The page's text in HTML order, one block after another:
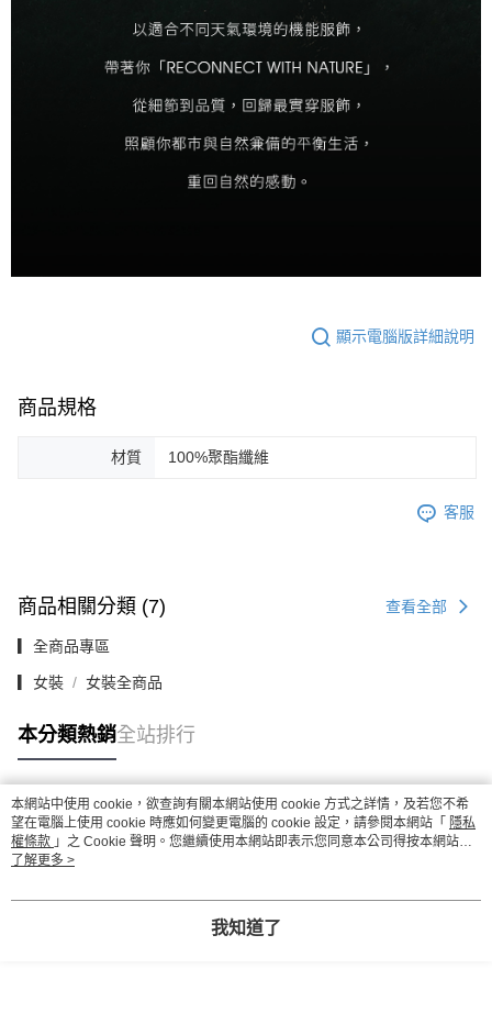
顯示電腦版詳細說明
商品規格
材質 100%聚酯纖維
客服
商品相關分類 (7) 查看全部
▎全商品專區
▎女裝 女裝全商品
本分類熱銷全站排行
熱門標籤
本網站中使用 cookie，欲查詢有關本網站使用 cookie 方式之詳情，及若您不希
望在電腦上使用 cookie 時應如何變更電腦的 cookie 設定，請參閱本網站「 隱私
權條款 」之 Cookie 聲明。您繼續使用本網站即表示您同意本公司得按本網站使
用條款之 Cookie 聲明使用 cookie。
了解更多 >
我知道了